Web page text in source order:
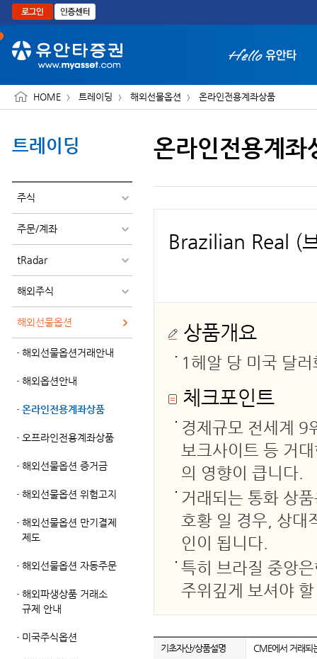
본문으로 바로가기
HOME 트레이딩 해외선물옵션 온라인전용계좌상품
트레이딩
주식
주문/계좌
tRadar
해외주식
해외선물옵션
해외선물옵션거래안내
해외옵션안내
온라인전용계좌상품
오프라인전용계좌상품
해외선물옵션 증거금
해외선물옵션 위험고지
해외선물옵션 만기결제
제도
해외선물옵션 자동주문
해외파생상품 거래소
규제 안내
미국주식옵션
온라인전용계좌
Brazilian Real (
상품개요
1헤알 당 미국 달
체크포인트
경제규모 전세계 9
보크사이트 등 거
의 영향이 큽니다.
거래되는 통화 상
호황 일 경우, 상대
인이 됩니다.
특히 브라질 중앙
주위깊게 보셔야
기초자산/상품설명 CME에서 거래되